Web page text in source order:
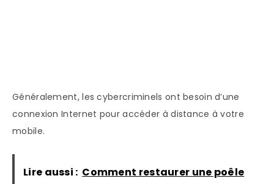
Généralement, les cybercriminels ont besoin d’une
connexion Internet pour accéder à distance à votre
mobile.
Lire aussi : Comment restaurer une poêle